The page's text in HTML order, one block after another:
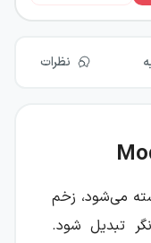
نظرات
می‌شود، زخم
تبدیل شود.